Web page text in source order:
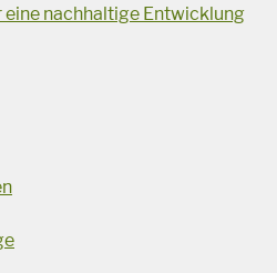
eine nachhaltige Entwicklung